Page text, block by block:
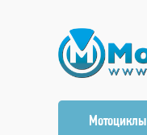
Мотоциклы